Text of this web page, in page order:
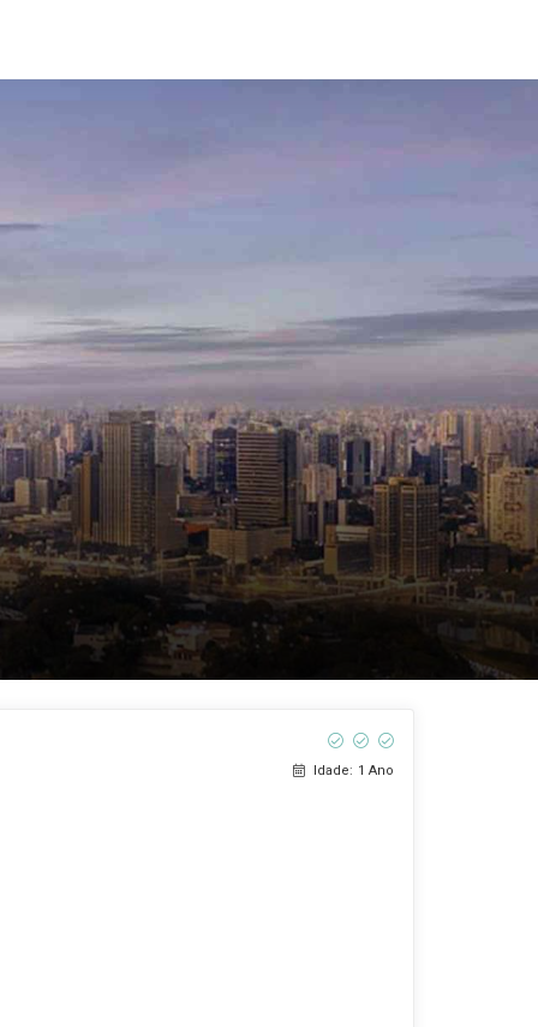
Idade: 1 Ano